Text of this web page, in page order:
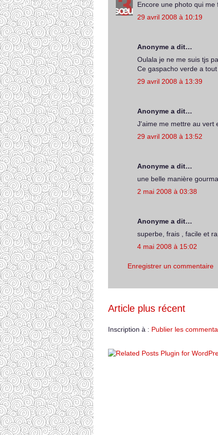
Encore une photo qui
29 avril 2008 à 10:19
Anonyme a dit…
Oulala je ne me suis tjs
Ce gaspacho verde a
29 avril 2008 à 13:39
Anonyme a dit…
J'aime me mettre au vert
29 avril 2008 à 13:52
Anonyme a dit…
une belle manière
2 mai 2008 à 03:38
Anonyme a dit…
superbe, frais , facile et
4 mai 2008 à 15:02
Enregistrer un commentaire
Article plus récent
Inscription à : Publier les